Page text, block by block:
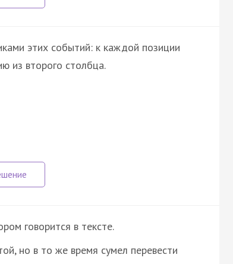
этих событий: к каждой позиции
из второго столбца.
говорится в тексте.
но в то же время сумел перевести